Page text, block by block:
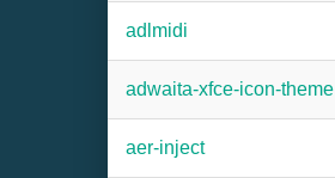
adlmidi
adwaita-xfce-icon-theme
aer-inject